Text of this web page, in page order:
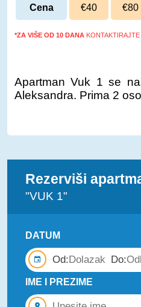
Rezerviši
"VUK 1"
DATUM
Od: Do:
IME I PREZIME
danu
Cena €40 €80
*ZA VIŠE OD 10 DANA
Apartman Vuk 1 se
Aleksandra. Prima 2